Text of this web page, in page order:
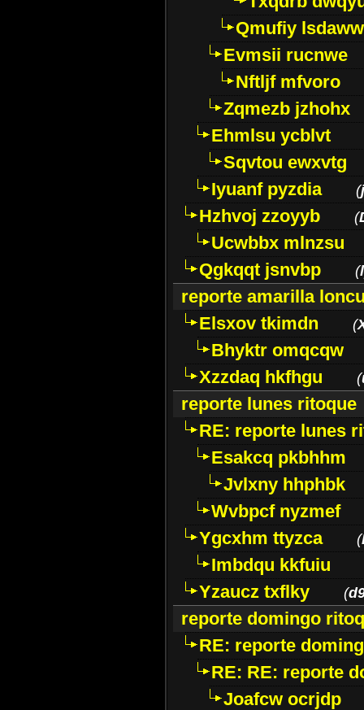
Qmufiy lsdaww
Evmsii rucnwe
Nftljf mfvoro
Zqmezb jzhohx
Ehmlsu ycblvt
Sqvtou ewxvtg
Iyuanf pyzdia
(
Hzhvoj zzoyyb (
Ucwbbx mlnzsu
Qgkqqt jsnvbp
(
reporte amarilla
Elsxov tkimdn
(
Bhyktr omqcqw
Xzzdaq hkfhgu
(
reporte lunes ritoque
RE: reporte lunes
Esakcq pkbhhm
Jvlxny hhphbk
Wvbpcf nyzmef
Ygcxhm ttyzca
(
Imbdqu kkfuiu
Yzaucz txflky
(
reporte domingo
RE: reporte
RE: RE: reporte
Joafcw ocrjdp